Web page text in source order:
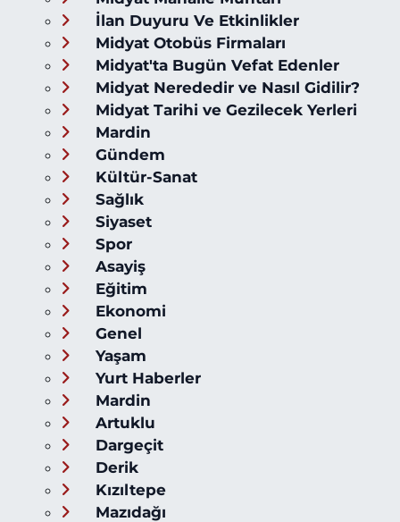
İlan Duyuru Ve Etkinlikler
Midyat Otobüs Firmaları
Midyat'ta Bugün Vefat Edenler
Midyat Nerededir ve Nasıl Gidilir?
Midyat Tarihi ve Gezilecek Yerleri
Mardin
Gündem
Kültür-Sanat
Sağlık
Siyaset
Spor
Asayiş
Eğitim
Ekonomi
Genel
Yaşam
Yurt Haberler
Mardin
Artuklu
Dargeçit
Derik
Kızıltepe
Mazıdağı